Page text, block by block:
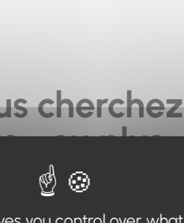
ou plus.
haut de page, ou à